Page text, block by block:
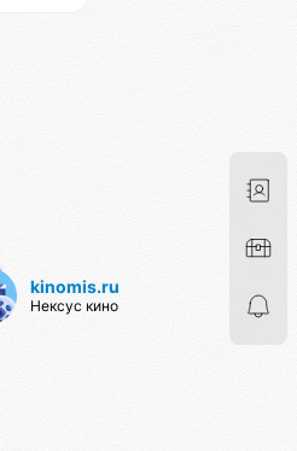
kinomis.ru
Нексус кино